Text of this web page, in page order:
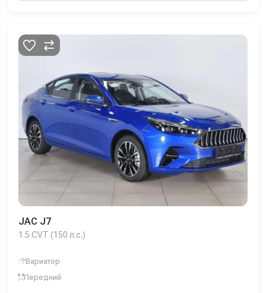
JAC J7
1.5 CVT (150 л.с.)
Вариатор
Передний